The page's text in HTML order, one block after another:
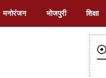
मनोरंजन भोजपुरी शिक्षा